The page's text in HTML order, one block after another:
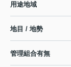
用途地域
地目 / 地勢
管理組合有無